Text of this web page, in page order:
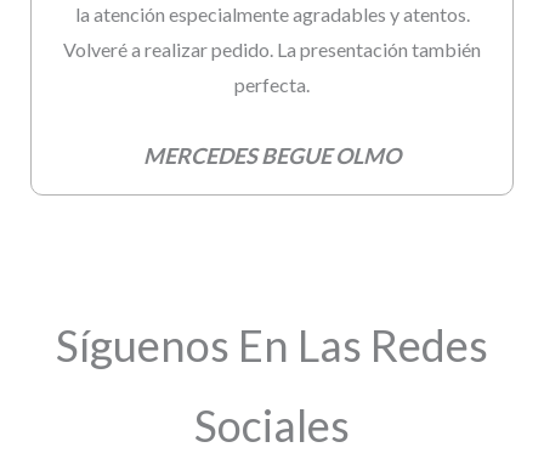
la atención especialmente agradables y atentos.
Volveré a realizar pedido. La presentación también
perfecta.
MERCEDES BEGUE OLMO
Síguenos En Las Redes
Sociales